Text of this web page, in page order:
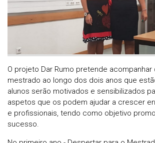
O projeto Dar Rumo pretende acompanhar
mestrado ao longo dos dois anos que
alunos serão motivados e sensibilizados
aspetos que os podem ajudar a crescer
e profissionais, tendo como objetivo
sucesso.